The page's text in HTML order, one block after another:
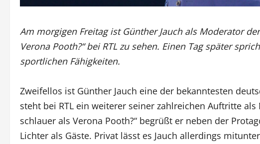
Am morgigen Freitag ist Günther Jauch als Moderator
Verona Pooth?“ bei RTL zu sehen. Einen Tag später
sportlichen Fähigkeiten.
Zweifellos ist Günther Jauch eine der bekanntesten
steht bei RTL ein weiterer seiner zahlreichen Auftritte
schlauer als Verona Pooth?“ begrüßt er neben der
Lichter als Gäste. Privat lässt es Jauch allerdings